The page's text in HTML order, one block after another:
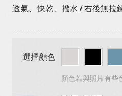
透氣、快乾、撥水 / 右後無拉
選擇顏色
顏色若與照片有些